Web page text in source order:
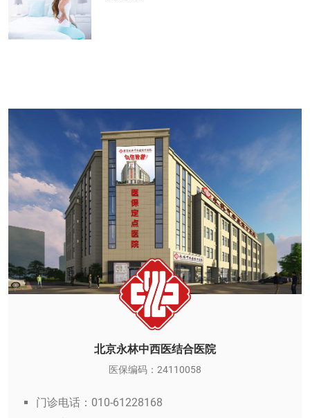
北京永林中西医结合医院
医保编码：24110058
门诊电话：010-61228168